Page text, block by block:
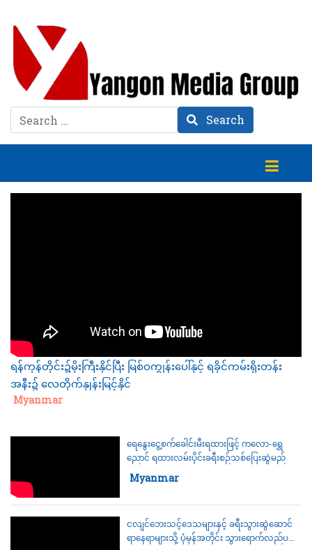
Search Search
ရန်ကုန်တိုင်း၌မိုးကြီးနိုင်ပြီး မြစ်ဝကျွန်းပေါ်နှင့် ရခိုင်ကမ်းရိုးတန်း
အနီး၌ လေတိုက်နှုန်းမြင့်နိုင်
Category:
Myanmar
ရေနွေးငွေ့စက်ခေါင်းမီးရထားဖြင့် ကလော-ရွှေ
ညောင် ရထားလမ်းပိုင်းခရီးစဉ်သစ်ပြေးဆွဲမည်
Category:
Myanmar
ငလျင်ဘေးသင့်ဒေသများနှင့် ခရီးသွားဆွဲဆောင်
ရာနေရာများသို့ ပုံမှန်အတိုင်း သွားရောက်လည်ပတ်